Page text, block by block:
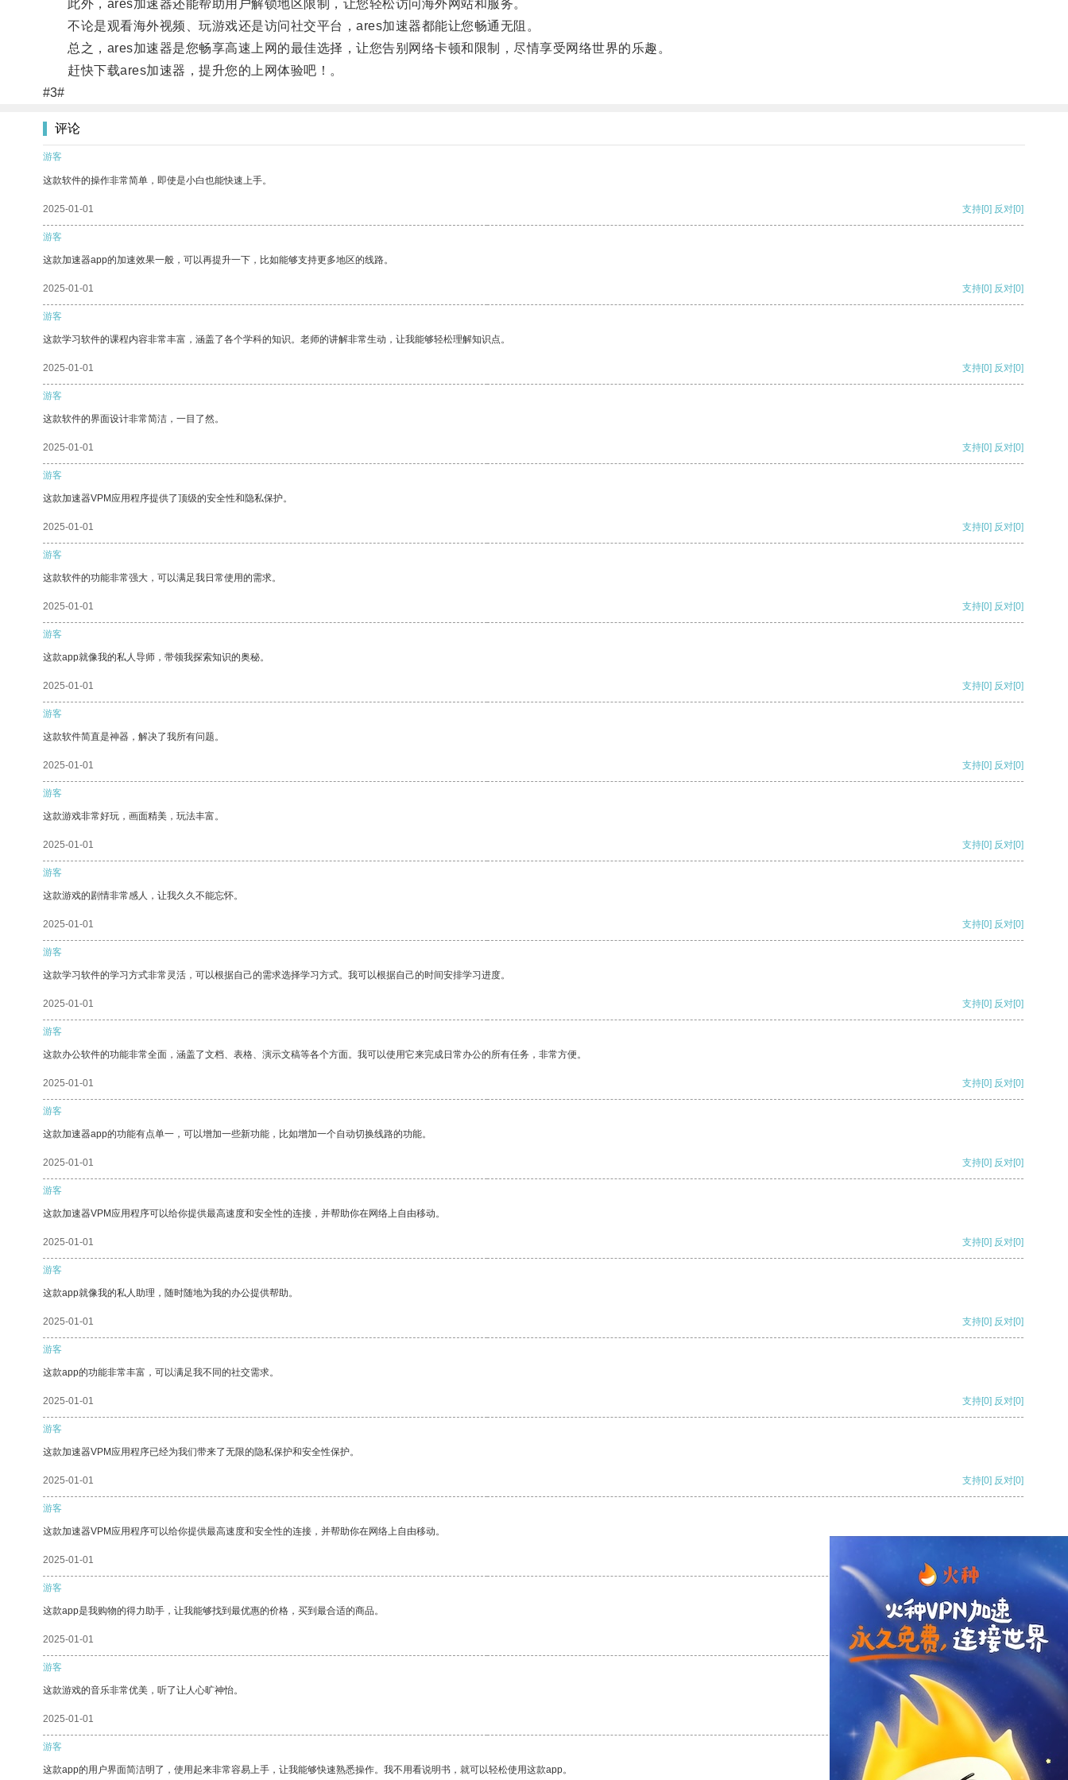
此外，ares加速器还能帮助用户解锁地区限制，让您轻松访问海外网站和服务。
不论是观看海外视频、玩游戏还是访问社交平台，ares加速器都能让您畅通无阻。
总之，ares加速器是您畅享高速上网的最佳选择，让您告别网络卡顿和限制，尽情享受网络世界的乐趣。
赶快下载ares加速器，提升您的上网体验吧！。
#3#
评论
游客
这款软件的操作非常简单，即使是小白也能快速上手。
2025-01-01 支持[0] 反对[0]
游客
这款加速器app的加速效果一般，可以再提升一下，比如能够支持更多地区的线路。
2025-01-01 支持[0] 反对[0]
游客
这款学习软件的课程内容非常丰富，涵盖了各个学科的知识。老师的讲解非常生动，让我能够轻松理解知识点。
2025-01-01 支持[0] 反对[0]
游客
这款软件的界面设计非常简洁，一目了然。
2025-01-01 支持[0] 反对[0]
游客
这款加速器VPM应用程序提供了顶级的安全性和隐私保护。
2025-01-01 支持[0] 反对[0]
游客
这款软件的功能非常强大，可以满足我日常使用的需求。
2025-01-01 支持[0] 反对[0]
游客
这款app就像我的私人导师，带领我探索知识的奥秘。
2025-01-01 支持[0] 反对[0]
游客
这款软件简直是神器，解决了我所有问题。
2025-01-01 支持[0] 反对[0]
游客
这款游戏非常好玩，画面精美，玩法丰富。
2025-01-01 支持[0] 反对[0]
游客
这款游戏的剧情非常感人，让我久久不能忘怀。
2025-01-01 支持[0] 反对[0]
游客
这款学习软件的学习方式非常灵活，可以根据自己的需求选择学习方式。我可以根据自己的时间安排学习进度。
2025-01-01 支持[0] 反对[0]
游客
这款办公软件的功能非常全面，涵盖了文档、表格、演示文稿等各个方面。我可以使用它来完成日常办公的所有任务，非常方便。
2025-01-01 支持[0] 反对[0]
游客
这款加速器app的功能有点单一，可以增加一些新功能，比如增加一个自动切换线路的功能。
2025-01-01 支持[0] 反对[0]
游客
这款加速器VPM应用程序可以给你提供最高速度和安全性的连接，并帮助你在网络上自由移动。
2025-01-01 支持[0] 反对[0]
游客
这款app就像我的私人助理，随时随地为我的办公提供帮助。
2025-01-01 支持[0] 反对[0]
游客
这款app的功能非常丰富，可以满足我不同的社交需求。
2025-01-01 支持[0] 反对[0]
游客
这款加速器VPM应用程序已经为我们带来了无限的隐私保护和安全性保护。
2025-01-01 支持[0] 反对[0]
游客
这款加速器VPM应用程序可以给你提供最高速度和安全性的连接，并帮助你在网络上自由移动。
2025-01-01
游客
这款app是我购物的得力助手，让我能够找到最优惠的价格，买到最合适的商品。
2025-01-01 支持 [0] 反对[0]
游客
这款游戏的音乐非常优美，听了让人心旷神怡。
2025-01-01 支持[0] 反对
游客
这款app的用户界面简洁明了，使用起来非常容易上手，让我能够快速熟悉操作。我不用看说明书，就可以轻松使用这款app。